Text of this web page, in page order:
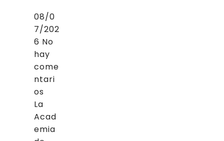
08/0
7/202
6 No
hay
come
ntari
os
La
Acad
emia